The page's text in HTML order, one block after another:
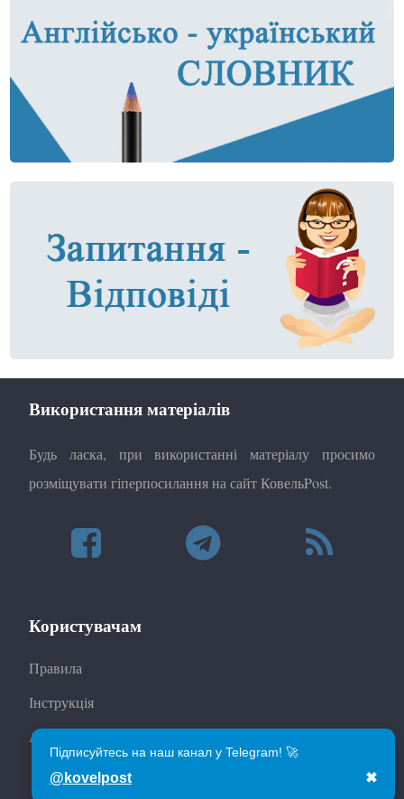
Використання матеріалів
Будь ласка, при використанні матеріалу просимо
розміщувати гіперпосилання на сайт КовельPost.
Користувачам
Правила
Інструкція
Автори
Підписуйтесь на наш канал у Telegram! 🚀
@kovelpost ✖